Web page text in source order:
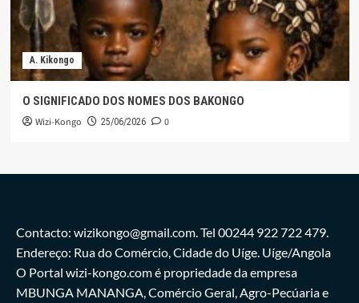
A. Kikongo
O SIGNIFICADO DOS NOMES DOS BAKONGO
Wizi-Kongo 25/06/2026 0
Contacto: wizikongo@gmail.com. Tel 00244 922 722 479.
Endereço: Rua do Comércio, Cidade do Uíge. Uíge/Angola
O Portal wizi-kongo.com é propriedade da empresa
MBUNGA MANANGA, Comércio Geral, Agro-Pecúaria e